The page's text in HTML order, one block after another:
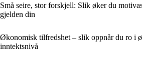
Små seire, stor forskjell: Slik øker du
gjelden din
Økonomisk tilfredshet – slik oppnår du ro i
inntektsnivå